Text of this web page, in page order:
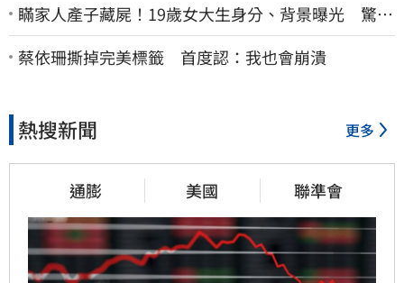
瞞家人產子藏屍！19歲女大生身分、背景曝光 驚見
「產檢紀錄全空白」
蔡依珊撕掉完美標籤 首度認：我也會崩潰
熱搜新聞 更多
通膨 美國 聯準會